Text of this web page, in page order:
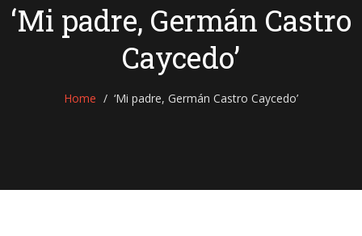
‘Mi padre, Germán Castro
Caycedo’
Home ‘Mi padre, Germán Castro Caycedo’